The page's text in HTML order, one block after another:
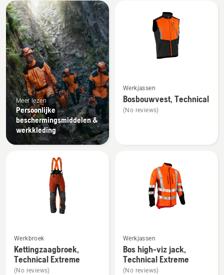
Bekijk
alle
producten
Meer lezen
Persoonlijke
beschermingsmiddelen &
werkkleding
meer
details
over
Werkjassen
Bosbouwvest, Technical
(No reviews)
Bekijk
meer
details
Werkbroek
Kettingzaagbroek,
Technical Extreme
(No reviews)
Bekijk
meer
details
Werkjassen
Bos high-viz jack,
Technical Extreme
(No reviews)